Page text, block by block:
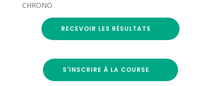
CHRONO
RECEVOIR LES RÉSULTATS
S'INSCRIRE À LA COURSE